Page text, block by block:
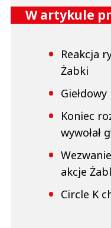
W artykule
Reakcja
Żabki
Koniec
wywołał
akcje
Circle K